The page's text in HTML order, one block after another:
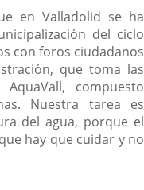
en Valladolid se ha
del ciclo
con foros ciudadanos
que toma las
compuesto
Nuestra tarea es
del agua, porque el
hay que cuidar y no